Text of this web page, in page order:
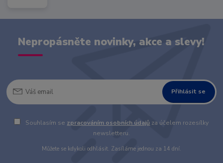
Nepropásněte novinky, akce a slevy!
Přihlásit se
Souhlasím se zpracováním osobních údajů za účelem rozesílky
newsletteru.
Můžete se kdykoli odhlásit. Zasíláme jednou za 14 dní.